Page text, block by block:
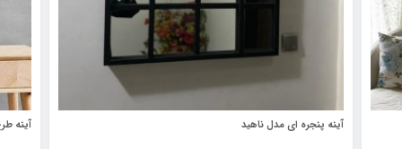
آینه پنجره ای مدل ناهید آینه